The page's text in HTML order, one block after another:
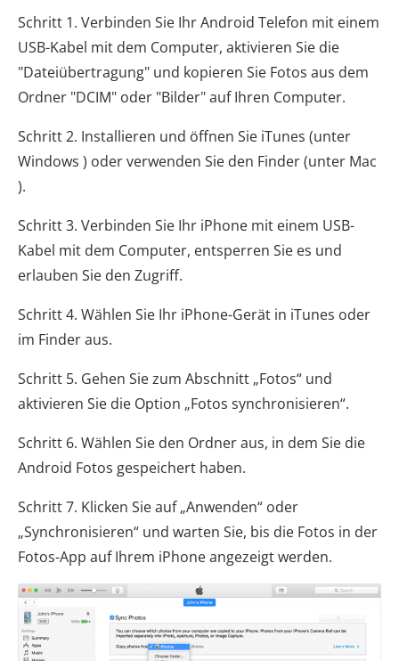
Schritt 1. Verbinden Sie Ihr Android Telefon mit einem
USB-Kabel mit dem Computer, aktivieren Sie die
"Dateiübertragung" und kopieren Sie Fotos aus dem
Ordner "DCIM" oder "Bilder" auf Ihren Computer.
Schritt 2. Installieren und öffnen Sie iTunes (unter
Windows ) oder verwenden Sie den Finder (unter Mac
).
Schritt 3. Verbinden Sie Ihr iPhone mit einem USB-
Kabel mit dem Computer, entsperren Sie es und
erlauben Sie den Zugriff.
Schritt 4. Wählen Sie Ihr iPhone-Gerät in iTunes oder
im Finder aus.
Schritt 5. Gehen Sie zum Abschnitt „Fotos“ und
aktivieren Sie die Option „Fotos synchronisieren“.
Schritt 6. Wählen Sie den Ordner aus, in dem Sie die
Android Fotos gespeichert haben.
Schritt 7. Klicken Sie auf „Anwenden“ oder
„Synchronisieren“ und warten Sie, bis die Fotos in der
Fotos-App auf Ihrem iPhone angezeigt werden.